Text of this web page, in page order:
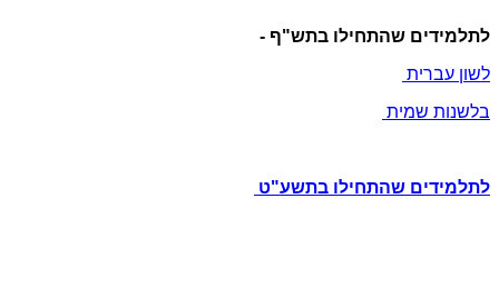
לתלמידים שהתחילו בתש"ף -
לשון עברית
בלשנות שמית
לתלמידים שהתחילו בתשע"ט